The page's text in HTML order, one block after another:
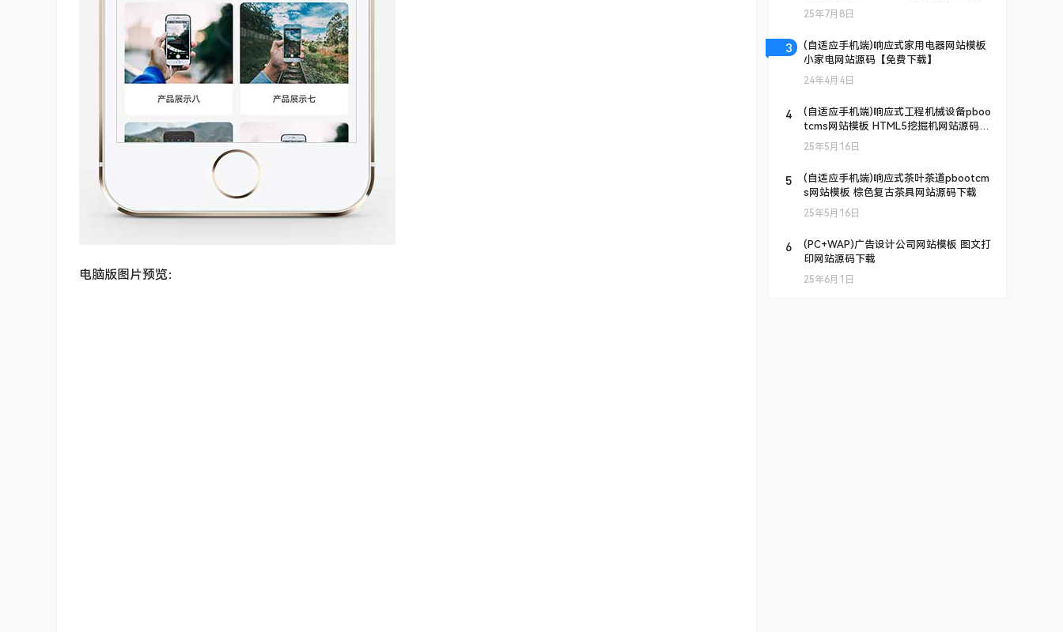
电脑版图片预览：
模板
25年7月8日
3
(自适应手机端)响应式家用电器网站模板
小家电网站源码【免费下载】
24年4月4日
4
(自适应手机端)响应式工程机械设备pboo
tcms网站模板 HTML5挖掘机网站源码下
载
25年5月16日
5
(自适应手机端)响应式茶叶茶道pbootcm
s网站模板 棕色复古茶具网站源码下载
25年5月16日
6
(PC+WAP)广告设计公司网站模板 图文打
印网站源码下载
25年6月1日